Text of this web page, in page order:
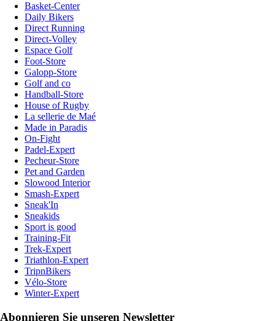
Basket-Center
Daily Bikers
Direct Running
Direct-Volley
Espace Golf
Foot-Store
Galopp-Store
Golf and co
Handball-Store
House of Rugby
La sellerie de Maé
Made in Paradis
On-Fight
Padel-Expert
Pecheur-Store
Pet and Garden
Slowood Interior
Smash-Expert
Sneak'In
Sneakids
Sport is good
Training-Fit
Trek-Expert
Triathlon-Expert
TripnBikers
Vélo-Store
Winter-Expert
Abonnieren Sie unseren Newsletter